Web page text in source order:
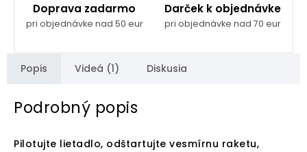
Doprava zadarmo
pri objednávke nad 50 eur
Darček k objednávke
pri objednávke nad 70 eur
Popis Videá (1) Diskusia
Podrobný popis
Pilotujte lietadlo, odštartujte vesmírnu raketu,